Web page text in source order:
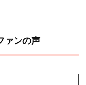
ァンの声